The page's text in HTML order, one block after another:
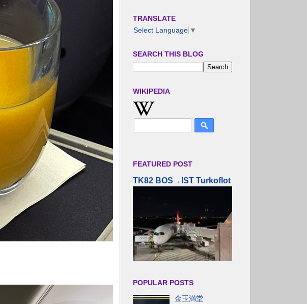
TRANSLATE
Select Language ▼
SEARCH THIS BLOG
WIKIPEDIA
FEATURED POST
TK82 BOS→IST Turkoflot
POPULAR POSTS
金玉満堂